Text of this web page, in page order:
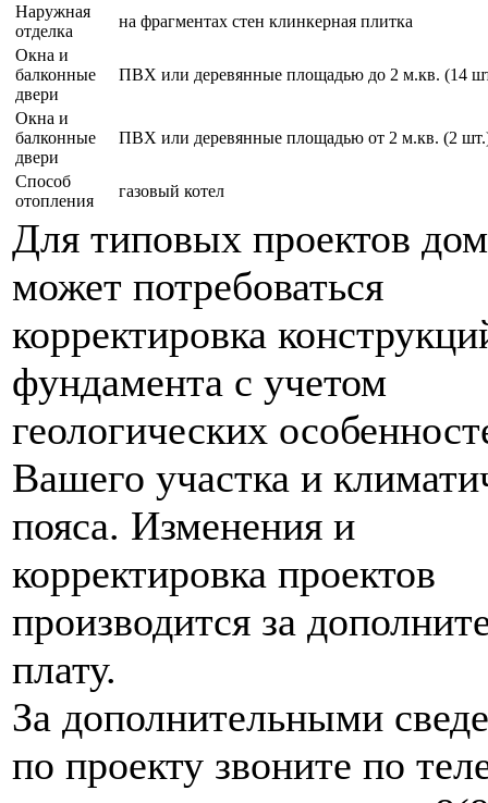
Наружная
отделка
на фрагментах стен клинкерная плитка
Окна и
балконные
двери
ПВХ или деревянные площадью до 2 м.кв. (14
Окна и
балконные
двери
ПВХ или деревянные площадью от 2 м.кв. (2
Способ
отопления
газовый котел
Для типовых проектов
может потребоваться
корректировка
фундамента с учетом
геологических
Вашего участка и
пояса. Изменения и
корректировка проектов
производится за
плату.
За дополнительными
по проекту звоните по